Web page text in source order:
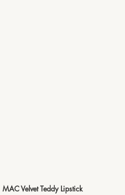
MAC Velvet Teddy Lipstick